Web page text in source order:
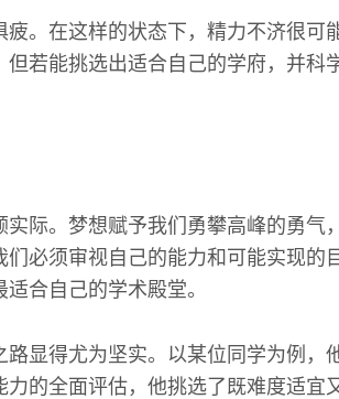
。在这样的状态下，精力不济很可
若能挑选出适合自己的学府，并科
际。梦想赋予我们勇攀高峰的勇气
必须审视自己的能力和可能实现的
合自己的学术殿堂。
显得尤为坚实。以某位同学为例，
的全面评估，他挑选了既难度适宜